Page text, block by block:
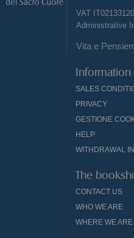
VAT
Administrative
Vita e
Information
SALES
PRIVACY
GESTIONE
HELP
WITHDRAWAL
The
CONTACT US
WHO WE ARE
WHERE WE ARE